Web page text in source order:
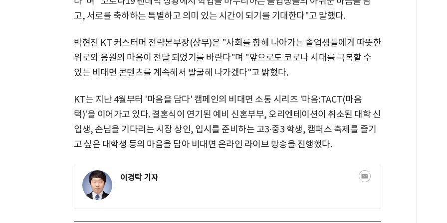
고, 서로를 축하하는 특별하고 의미 있는 시간이 되기를 기대한다"고 말했다.
박현진 KT 커스터머 전략본부장(상무)은 "사회를 향해 나아가는 졸업생들에게 따뜻한
위로와 응원의 마음이 전달 되었기를 바란다"며 "앞으로도 코로나 시대를 극복할 수
있는 비대면 콘텐츠를 계속해서 발굴해 나가겠다"고 밝혔다.
KT는 지난 4월부터 '마음을 담다' 캠페인의 비대면 소통 시리즈 '마음:TACT(마음
택)'을 이어가고 있다. 결혼식이 연기된 예비 신혼부부, 오리엔테이션이 취소된 대학 신
입생, 손님을 기다리는 시장 상인, 입시를 준비하는 고3∙중3 학생, 캠퍼스 축제를 즐기
고 싶은 대학생 등의 마음을 담아 비대면 온라인 라이브 방송을 진행했다.
이경탁 기자